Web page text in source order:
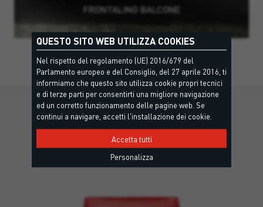
FRONTALINO BALCONE
SCOPRI DI PIÙ
Altre soluzioni che potrebbero
interessarti
QUESTO SITO WEB UTILIZZA COOKIES
Nel rispetto del regolamento (UE) 2016/679 del
Parlamento europeo e del Consiglio, del 27 aprile 2016, ti
informiamo che questo sito utilizza cookie propri tecnici
e di terze parti per consentirti una migliore navigazione
ed un corretto funzionamento delle pagine web. Se
continui a navigare, accetti l'installazione dei cookie.
Accetta tutti
Personalizza